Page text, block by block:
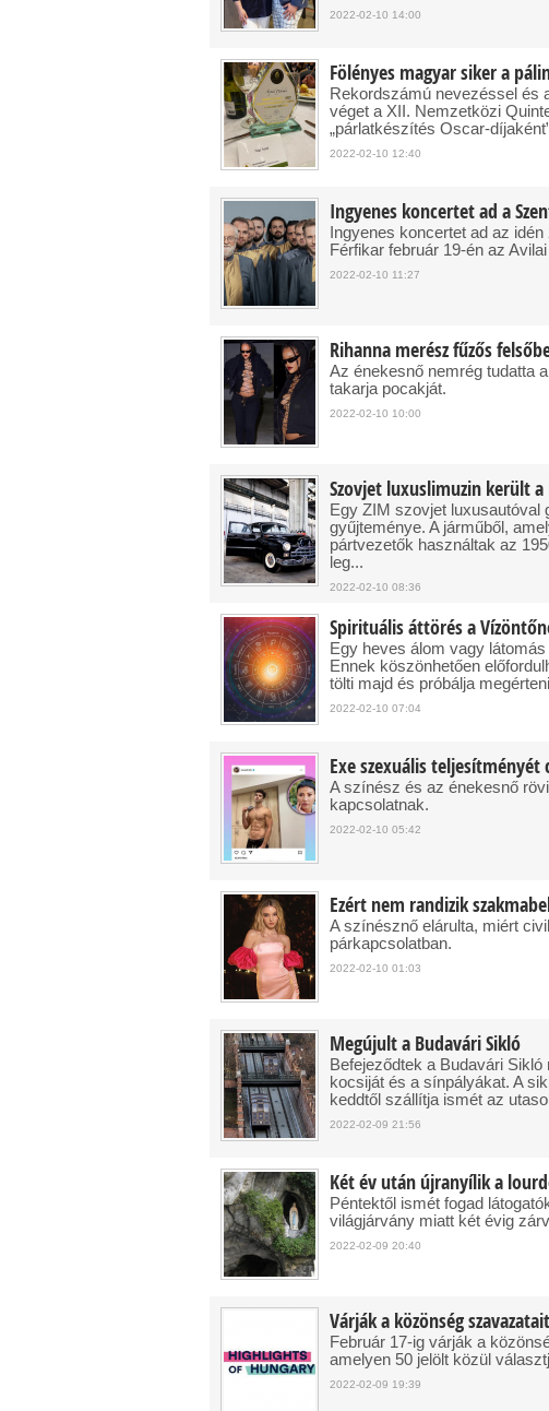
2022-02-10 14:00
Fölényes magyar siker a
Rekordszámú nevezéssel és
véget a XII. Nemzetközi
„párlatkészítés Oscar-
2022-02-10 12:40
Ingyenes koncertet ad a
Ingyenes koncertet ad az
Férfikar február 19-én az
2022-02-10 11:27
Rihanna merész fűzős
Az énekesnő nemrég tudatta
takarja pocakját.
2022-02-10 10:00
Szovjet luxuslimuzin került
Egy ZIM szovjet luxusautóval
gyűjteménye. A járműből,
pártvezetők használtak az
leg...
2022-02-10 08:36
Spirituális áttörés a
Egy heves álom vagy
Ennek köszönhetően
tölti majd és próbálja
2022-02-10 07:04
Exe szexuális
A színész és az énekesnő
kapcsolatnak.
2022-02-10 05:42
Ezért nem randizik
A színésznő elárulta, miért
párkapcsolatban.
2022-02-10 01:03
Megújult a Budavári Sikló
Befejeződtek a Budavári
kocsiját és a sínpályákat. A
keddtől szállítja ismét az
2022-02-09 21:56
Két év után újranyílik a
Péntektől ismét fogad
világjárvány miatt két évig
2022-02-09 20:40
Várják a közönség
Február 17-ig várják a
amelyen 50 jelölt közül
2022-02-09 19:39